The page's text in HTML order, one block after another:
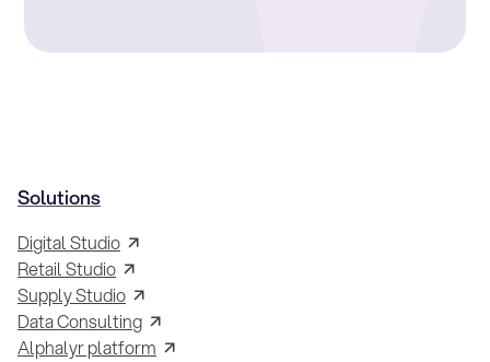
Solutions
Digital Studio
Retail Studio
Supply Studio
Data Consulting
Alphalyr platform